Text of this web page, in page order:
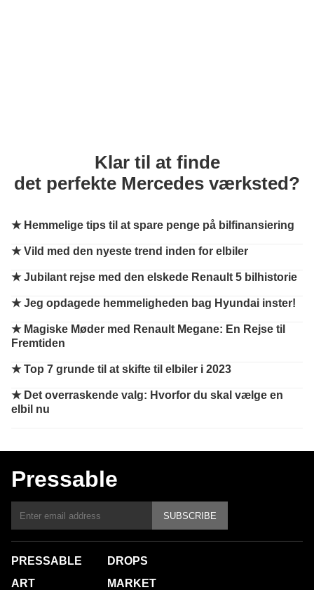
Klar til at finde
det perfekte Mercedes værksted?
★ Hemmelige tips til at spare penge på bilfinansiering
★Vild med den nyeste trend inden for elbiler
★Jubilant rejse med den elskede Renault 5 bilhistorie
★Jeg opdagede hemmeligheden bag Hyundai inster!
★ Magiske Møder med Renault Megane: En Rejse til
Fremtiden
★Top 7 grunde til at skifte til elbiler i 2023
★ Det overraskende valg: Hvorfor du skal vælge en
elbil nu
Pressable
SUBSCRIBE
PRESSABLE
ART
DROPS
MARKET